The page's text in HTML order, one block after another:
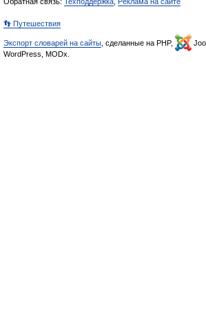
👣 Путешествия
Экспорт словарей на сайты , сделанные на PHP,
WordPress, MODx.